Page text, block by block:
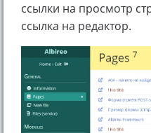
ссылки на просмотр
ссылка на редактор.